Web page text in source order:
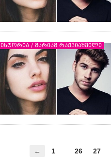
ისტორია / მარიამ რაქვიაშვილი
← 1 26 27